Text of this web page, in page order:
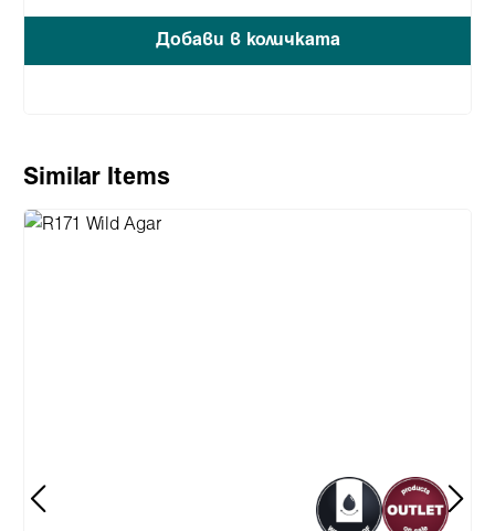
Добави в количката
Пропуснете продуктовата галерия
Similar Items